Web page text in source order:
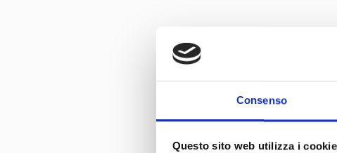
Consenso
Questo sito web utilizza i cookie